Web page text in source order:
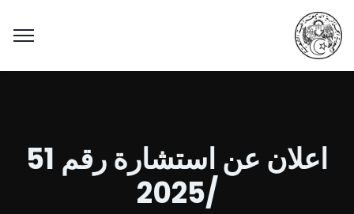
اعلان عن استشارة رقم 51
/2025